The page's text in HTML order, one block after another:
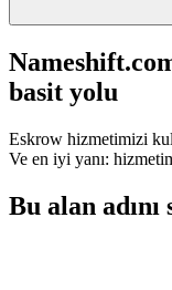
basit yolu
Eskrow hizmetimizi
Ve en iyi yanı:
Bu alan adını